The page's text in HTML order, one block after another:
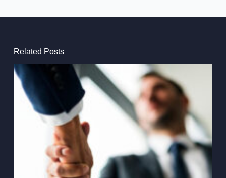
Related Posts